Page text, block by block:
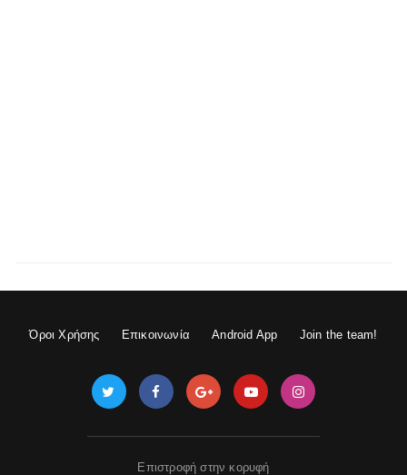
Όροι Χρήσης Επικοινωνία Android App Join the team!
Επιστροφή στην κορυφή